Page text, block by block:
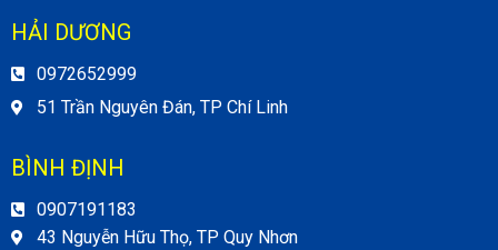
HẢI DƯƠNG
0972652999
51 Trần Nguyên Đán, TP Chí Linh
BÌNH ĐỊNH
0907191183
43 Nguyễn Hữu Thọ, TP Quy Nhơn